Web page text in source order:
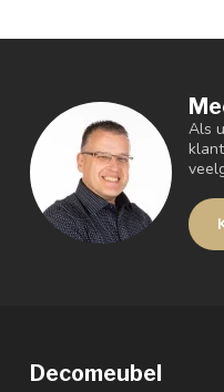
Als
Decomeubel